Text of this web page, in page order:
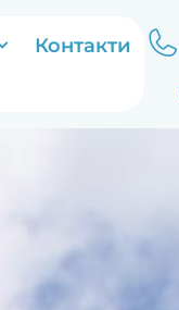
Контакти